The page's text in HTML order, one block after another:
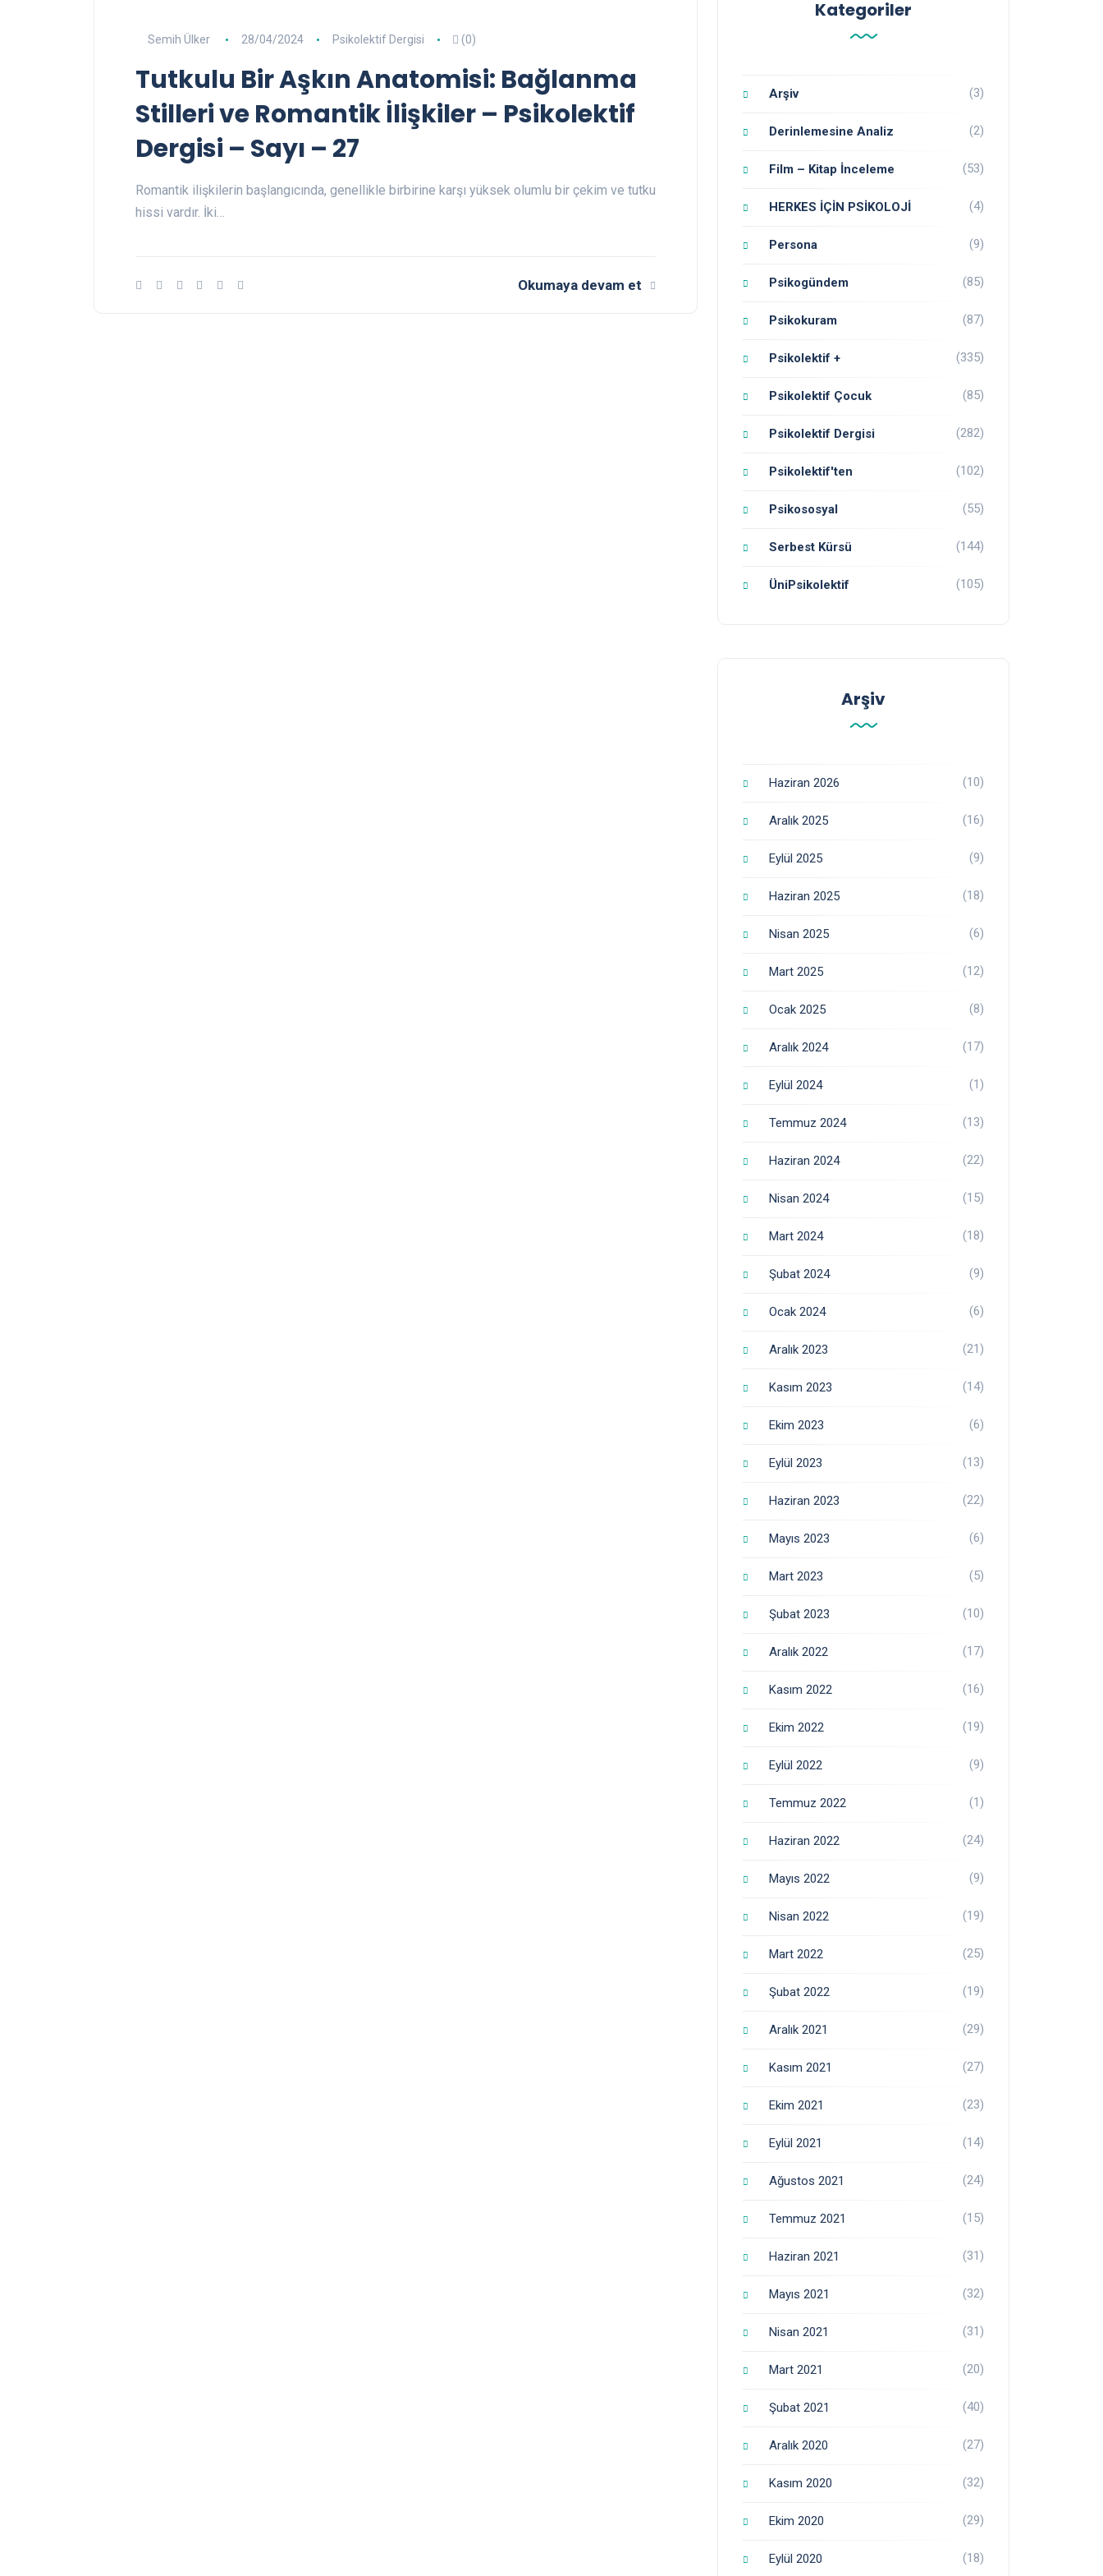
Semih Ülker 28/04/2024 Psikolektif Dergisi (0)
Tutkulu Bir Aşkın Anatomisi: Bağlanma
Stilleri ve Romantik İlişkiler – Psikolektif
Dergisi – Sayı – 27
Romantik ilişkilerin başlangıcında, genellikle birbirine karşı yüksek olumlu bir çekim ve tutku
hissi vardır. İki…
Okumaya devam et
Kategoriler
Arşiv (3)
Derinlemesine Analiz (2)
Film – Kitap İnceleme (53)
HERKES İÇİN PSİKOLOJİ (4)
Persona (9)
Psikogündem (85)
Psikokuram (87)
Psikolektif + (335)
Psikolektif Çocuk (85)
Psikolektif Dergisi (282)
Psikolektif'ten (102)
Psikososyal (55)
Serbest Kürsü (144)
ÜniPsikolektif (105)
Arşiv
Haziran 2026 (10)
Aralık 2025 (16)
Eylül 2025 (9)
Haziran 2025 (18)
Nisan 2025 (6)
Mart 2025 (12)
Ocak 2025 (8)
Aralık 2024 (17)
Eylül 2024 (1)
Temmuz 2024 (13)
Haziran 2024 (22)
Nisan 2024 (15)
Mart 2024 (18)
Şubat 2024 (9)
Ocak 2024 (6)
Aralık 2023 (21)
Kasım 2023 (14)
Ekim 2023 (6)
Eylül 2023 (13)
Haziran 2023 (22)
Mayıs 2023 (6)
Mart 2023 (5)
Şubat 2023 (10)
Aralık 2022 (17)
Kasım 2022 (16)
Ekim 2022 (19)
Eylül 2022 (9)
Temmuz 2022 (1)
Haziran 2022 (24)
Mayıs 2022 (9)
Nisan 2022 (19)
Mart 2022 (25)
Şubat 2022 (19)
Aralık 2021 (29)
Kasım 2021 (27)
Ekim 2021 (23)
Eylül 2021 (14)
Ağustos 2021 (24)
Temmuz 2021 (15)
Haziran 2021 (31)
Mayıs 2021 (32)
Nisan 2021 (31)
Mart 2021 (20)
Şubat 2021 (40)
Aralık 2020 (27)
Kasım 2020 (32)
Ekim 2020 (29)
Eylül 2020 (18)